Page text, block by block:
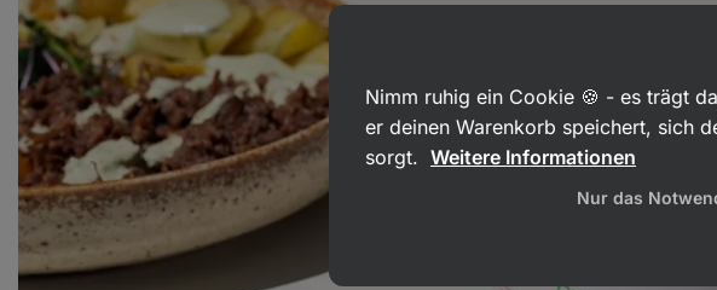
Nimm ruhig ein Cookie 🍪 - es trägt
er deinen Warenkorb speichert, sich
sorgt. Weitere Informationen
Nur das